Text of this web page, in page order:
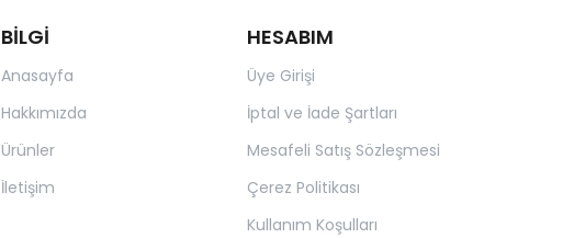
BİLGİ
Anasayfa
Hakkımızda
Ürünler
İletişim
HESABIM
Üye Girişi
İptal ve İade Şartları
Mesafeli Satış Sözleşmesi
Çerez Politikası
Kullanım Koşulları